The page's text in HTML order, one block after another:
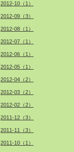
2012-10（1）
2012-09（3）
2012-08（1）
2012-07（1）
2012-06（1）
2012-05（1）
2012-04（2）
2012-03（2）
2012-02（2）
2011-12（3）
2011-11（3）
2011-10（1）